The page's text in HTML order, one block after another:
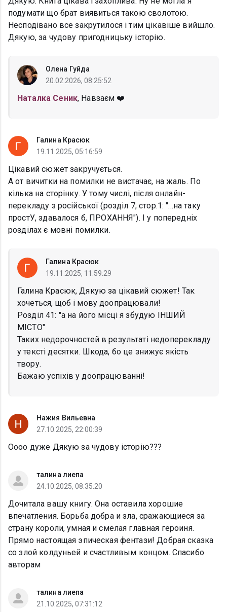
подумати що брат виявиться такою сволотою.
Несподівано все закрутилося і тим цікавіше вийшло.
Дякую, за чудову пригодницьку історію.
Олена Гуйда
20.02.2026, 08:25:52
Наталка Сеник, Навзаєм ❤️
Галина Красюк
19.11.2025, 05:16:59
Цікавий сюжет закручується.
А от вичитки на помилки не вистачає, на жаль. По
кілька на сторінку. У тому числі, після онлайн-
перекладу з російської (розділ 7, стор.1: "...на таку
простУ, здавалося б, ПРОХАННЯ"). І у попередніх
розділах є мовні помилки.
Галина Красюк
19.11.2025, 11:59:29
Галина Красюк, Дякую за цікавий сюжет! Так
хочеться, щоб і мову доопрацювали!
Розділ 41: "а на його місці я збудую ІНШИЙ
МІСТО"
Таких недорочностей в результаті недоперекладу
у тексті десятки. Шкода, бо це знижує якість
твору.
Бажаю успіхів у доопрацюванні!
Нажия Вильевна
27.10.2025, 22:00:39
Оооо дуже Дякую за чудову історію???
талина лиепа
24.10.2025, 08:35:20
Дочитала вашу книгу. Она оставила хорошие
впечатления. Борьба добра и зла, сражающиеся за
страну короли, умная и смелая главная героиня.
Прямо настоящая эпическая фентази! Добрая сказка
со злой колдуньей и счастливым концом. Спасибо
авторам
талина лиепа
21.10.2025, 07:31:12